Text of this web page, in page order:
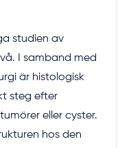
studien av
I samband med
är histologisk
steg efter
eller cyster.
hos den